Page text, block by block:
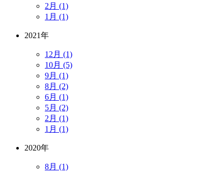
2月 (1)
1月 (1)
2021年
12月 (1)
10月 (5)
9月 (1)
8月 (2)
6月 (1)
5月 (2)
2月 (1)
1月 (1)
2020年
8月 (1)